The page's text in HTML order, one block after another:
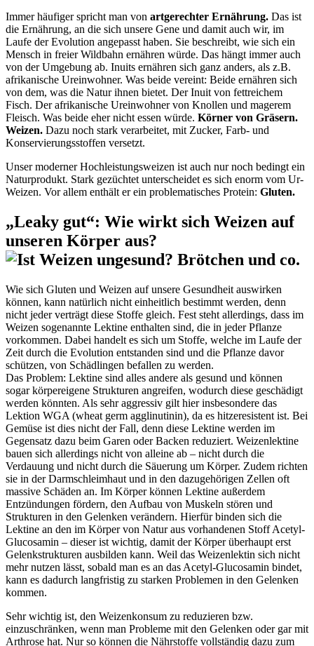
Immer häufiger spricht man von artgerechter Ernährung. Das ist
die Ernährung, an die sich unsere Gene und damit auch wir, im
Laufe der Evolution angepasst haben. Sie beschreibt, wie sich ein
Mensch in freier Wildbahn ernähren würde. Das hängt immer auch
von der Umgebung ab. Inuits ernähren sich ganz anders, als z.B.
afrikanische Ureinwohner. Was beide vereint: Beide ernähren sich
von dem, was die Natur ihnen bietet. Der Inuit von fettreichem
Fisch. Der afrikanische Ureinwohner von Knollen und magerem
Fleisch. Was beide eher nicht essen würde. Körner von Gräsern.
Weizen. Dazu noch stark verarbeitet, mit Zucker, Farb- und
Konservierungsstoffen versetzt.
Unser moderner Hochleistungsweizen ist auch nur noch bedingt ein
Naturprodukt. Stark gezüchtet unterscheidet es sich enorm vom Ur-
Weizen. Vor allem enthält er ein problematisches Protein: Gluten.
„Leaky gut“: Wie wirkt sich Weizen auf
unseren Körper aus?
Wie sich Gluten und Weizen auf unsere Gesundheit auswirken
können, kann natürlich nicht einheitlich bestimmt werden, denn
nicht jeder verträgt diese Stoffe gleich. Fest steht allerdings, dass im
Weizen sogenannte Lektine enthalten sind, die in jeder Pflanze
vorkommen. Dabei handelt es sich um Stoffe, welche im Laufe der
Zeit durch die Evolution entstanden sind und die Pflanze davor
schützen, von Schädlingen befallen zu werden.
Das Problem: Lektine sind alles andere als gesund und können
sogar körpereigene Strukturen angreifen, wodurch diese geschädigt
werden könnten. Als sehr aggressiv gilt hier insbesondere das
Lektion WGA (wheat germ agglinutinin), da es hitzeresistent ist. Bei
Gemüse ist dies nicht der Fall, denn diese Lektine werden im
Gegensatz dazu beim Garen oder Backen reduziert. Weizenlektine
bauen sich allerdings nicht von alleine ab – nicht durch die
Verdauung und nicht durch die Säuerung um Körper. Zudem richten
sie in der Darmschleimhaut und in den dazugehörigen Zellen oft
massive Schäden an. Im Körper können Lektine außerdem
Entzündungen fördern, den Aufbau von Muskeln stören und
Strukturen in den Gelenken verändern. Hierfür binden sich die
Lektine an den im Körper von Natur aus vorhandenen Stoff Acetyl-
Glucosamin – dieser ist wichtig, damit der Körper überhaupt erst
Gelenkstrukturen ausbilden kann. Weil das Weizenlektin sich nicht
mehr nutzen lässt, sobald man es an das Acetyl-Glucosamin bindet,
kann es dadurch langfristig zu starken Problemen in den Gelenken
kommen.
Sehr wichtig ist, den Weizenkonsum zu reduzieren bzw.
einzuschränken, wenn man Probleme mit den Gelenken oder gar mit
Arthrose hat. Nur so können die Nährstoffe vollständig dazu zum